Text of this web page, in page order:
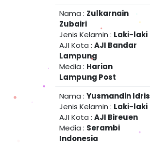
Nama : Zulkarnain
Zubairi
Jenis Kelamin : Laki-laki
AJI Kota : AJI Bandar
Lampung
Media : Harian
Lampung Post
Nama : Yusmandin Idris
Jenis Kelamin : Laki-laki
AJI Kota : AJI Bireuen
Media : Serambi
Indonesia